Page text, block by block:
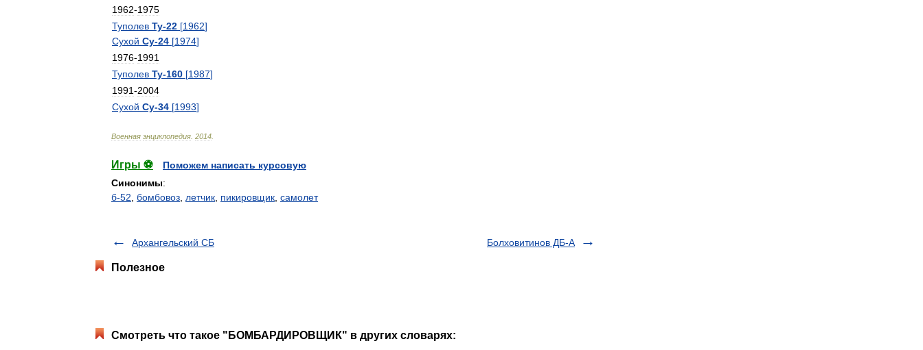
1962-1975
Туполев Ту-22 [1962]
Сухой Су-24 [1974]
1976-1991
Туполев Ту-160 [1987]
1991-2004
Сухой Су-34 [1993]
Военная энциклопедия 2014
Игры ⚽
Поможем написать курсовую
Синонимы:
б-52 бомбовоз летчик пикировщик самолет
Архангельский СБ Болховитинов ДБ-А
Полезное
Смотреть что такое "БОМБАРДИРОВЩИК" в других словарях: